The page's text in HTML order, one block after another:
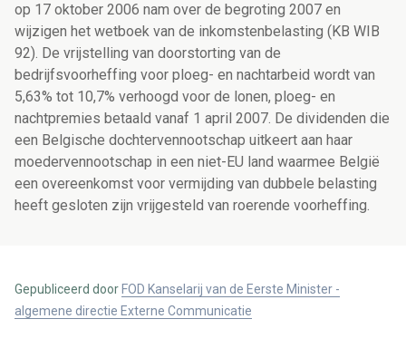
op 17 oktober 2006 nam over de begroting 2007 en
wijzigen het wetboek van de inkomstenbelasting (KB WIB
92). De vrijstelling van doorstorting van de
bedrijfsvoorheffing voor ploeg- en nachtarbeid wordt van
5,63% tot 10,7% verhoogd voor de lonen, ploeg- en
nachtpremies betaald vanaf 1 april 2007. De dividenden die
een Belgische dochtervennootschap uitkeert aan haar
moedervennootschap in een niet-EU land waarmee België
een overeenkomst voor vermijding van dubbele belasting
heeft gesloten zijn vrijgesteld van roerende voorheffing.
Gepubliceerd door FOD Kanselarij van de Eerste Minister -
algemene directie Externe Communicatie